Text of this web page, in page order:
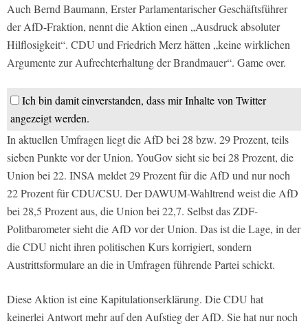
Auch Bernd Baumann, Erster Parlamentarischer Geschäftsführer
der AfD-Fraktion, nennt die Aktion einen „Ausdruck absoluter
Hilflosigkeit“. CDU und Friedrich Merz hätten „keine wirklichen
Argumente zur Aufrechterhaltung der Brandmauer“. Game over.
Ich bin damit einverstanden, dass mir Inhalte von Twitter
angezeigt werden.
In aktuellen Umfragen liegt die AfD bei 28 bzw. 29 Prozent, teils
sieben Punkte vor der Union. YouGov sieht sie bei 28 Prozent, die
Union bei 22. INSA meldet 29 Prozent für die AfD und nur noch
22 Prozent für CDU/CSU. Der DAWUM-Wahltrend weist die AfD
bei 28,5 Prozent aus, die Union bei 22,7. Selbst das ZDF-
Politbarometer sieht die AfD vor der Union. Das ist die Lage, in der
die CDU nicht ihren politischen Kurs korrigiert, sondern
Austrittsformulare an die in Umfragen führende Partei schickt.
Diese Aktion ist eine Kapitulationserklärung. Die CDU hat
keinerlei Antwort mehr auf den Aufstieg der AfD. Sie hat nur noch